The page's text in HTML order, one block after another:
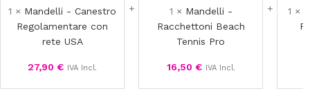
con
1 × Mandelli - Canestro
Regolamentare con
rete USA
27,90 € IVA Incl.
Pro
1 × Mandelli -
Racchettoni Beach
Tennis Pro
16,50 € IVA Incl.
1 ×